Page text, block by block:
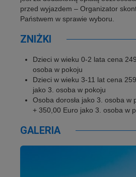
przed wyjazdem – Organizator
Państwem w sprawie wyboru.
ZNIŻKI
Dzieci w wieku 0-2 lata cena
osoba w pokoju
Dzieci w wieku 3-11 lat cena
jako 3. osoba w pokoju
Osoba dorosła jako 3. osoba w
+ 350,00 Euro jako 3. osoba w
GALERIA